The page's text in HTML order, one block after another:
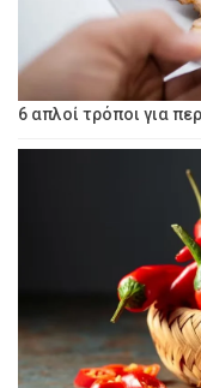
6 απλοί τρόποι για